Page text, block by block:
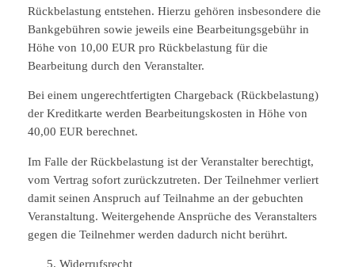
Rückbelastung entstehen. Hierzu gehören insbesondere die
Bankgebühren sowie jeweils eine Bearbeitungsgebühr in
Höhe von 10,00 EUR pro Rückbelastung für die
Bearbeitung durch den Veranstalter.
Bei einem ungerechtfertigten Chargeback (Rückbelastung)
der Kreditkarte werden Bearbeitungskosten in Höhe von
40,00 EUR berechnet.
Im Falle der Rückbelastung ist der Veranstalter berechtigt,
vom Vertrag sofort zurückzutreten. Der Teilnehmer verliert
damit seinen Anspruch auf Teilnahme an der gebuchten
Veranstaltung. Weitergehende Ansprüche des Veranstalters
gegen die Teilnehmer werden dadurch nicht berührt.
Widerrufsrecht